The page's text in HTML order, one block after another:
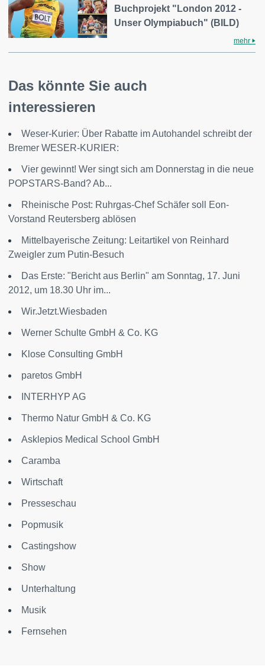
Buchprojekt "London 2012 -
Unser Olympiabuch" (BILD)
mehr
Das könnte Sie auch
interessieren
Weser-Kurier: Über Rabatte im Autohandel schreibt der
Bremer WESER-KURIER:
Vier gewinnt! Wer singt sich am Donnerstag in die neue
POPSTARS-Band? Ab...
Rheinische Post: Ruhrgas-Chef Schäfer soll Eon-
Vorstand Reutersberg ablösen
Mittelbayerische Zeitung: Leitartikel von Reinhard
Zweigler zum Putin-Besuch
Das Erste: "Bericht aus Berlin" am Sonntag, 17. Juni
2012, um 18.30 Uhr im...
Wir.Jetzt.Wiesbaden
Werner Schulte GmbH & Co. KG
Klose Consulting GmbH
paretos GmbH
INTERHYP AG
Thermo Natur GmbH & Co. KG
Asklepios Medical School GmbH
Caramba
Wirtschaft
Presseschau
Popmusik
Castingshow
Show
Unterhaltung
Musik
Fernsehen